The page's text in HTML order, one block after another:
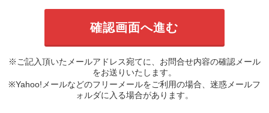
※ご記入頂いたメールアドレス宛てに、お問合せ内容の確認メール
をお送りいたします。
※Yahoo!メールなどのフリーメールをご利用の場合、迷惑メールフ
ォルダに入る場合があります。